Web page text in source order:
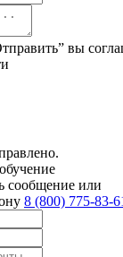
вы
сообщение или
8 (800) 775-83-